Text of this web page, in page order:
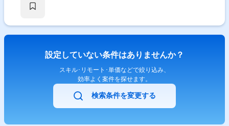
設定していない条件はありませんか？
スキル･リモート･単価などで絞り込み、
効率よく案件を探せます。
検索条件を変更する